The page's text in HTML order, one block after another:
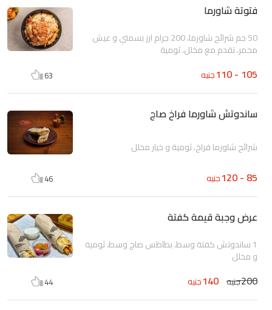
فتوتة شاورما
50 جم شرائح شاورما، 200 جرام ارز بسمتي و عيش
محمر، تقدم مع مخلل، ثومية
105 - 110 جنيه 63
ساندوتش شاورما فراخ صاج
شرائح شاورما فراخ، ثومية و خيار مخلل
85 - 120 جنيه 46
عرض وجبة قيمة كفتة
1 ساندوتش كفتة وسط، بطاطس صاج وسط، ثومية
و مخلل
200جنيه 140جنيه 44